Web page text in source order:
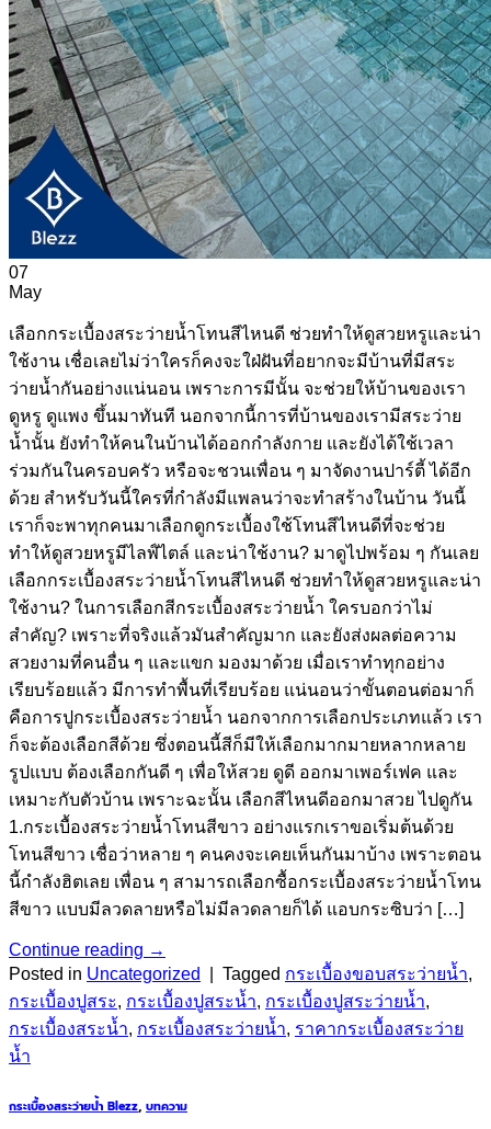
07
May
เลือกกระเบื้องสระว่ายน้ำโทนสีไหนดี ช่วยทำให้ดูสวยหรูและน่า
ใช้งาน เชื่อเลยไม่ว่าใครก็คงจะใฝ่ฝันที่อยากจะมีบ้านที่มีสระ
ว่ายน้ำกันอย่างแน่นอน เพราะการมีนั้น จะช่วยให้บ้านของเรา
ดูหรู ดูแพง ขึ้นมาทันที นอกจากนี้การที่บ้านของเรามีสระว่าย
น้ำนั้น ยังทำให้คนในบ้านได้ออกกำลังกาย และยังได้ใช้เวลา
ร่วมกันในครอบครัว หรือจะชวนเพื่อน ๆ มาจัดงานปาร์ตี้ ได้อีก
ด้วย สำหรับวันนี้ใครที่กำลังมีแพลนว่าจะทำสร้างในบ้าน วันนี้
เราก็จะพาทุกคนมาเลือกดูกระเบื้องใช้โทนสีไหนดีที่จะช่วย
ทำให้ดูสวยหรูมีไลฬ์ไตล์ และน่าใช้งาน? มาดูไปพร้อม ๆ กันเลย
เลือกกระเบื้องสระว่ายน้ำโทนสีไหนดี ช่วยทำให้ดูสวยหรูและน่า
ใช้งาน? ในการเลือกสีกระเบื้องสระว่ายน้ำ ใครบอกว่าไม่
สำคัญ? เพราะที่จริงแล้วมันสำคัญมาก และยังส่งผลต่อความ
สวยงามที่คนอื่น ๆ และแขก มองมาด้วย เมื่อเราทำทุกอย่าง
เรียบร้อยแล้ว มีการทำพื้นที่เรียบร้อย แน่นอนว่าขั้นตอนต่อมาก็
คือการปูกระเบื้องสระว่ายน้ำ นอกจากการเลือกประเภทแล้ว เรา
ก็จะต้องเลือกสีด้วย ซึ่งตอนนี้สีก็มีให้เลือกมากมายหลากหลาย
รูปแบบ ต้องเลือกกันดี ๆ เพื่อให้สวย ดูดี ออกมาเพอร์เฟค และ
เหมาะกับตัวบ้าน เพราะฉะนั้น เลือกสีไหนดีออกมาสวย ไปดูกัน
1.กระเบื้องสระว่ายน้ำโทนสีขาว อย่างแรกเราขอเริ่มต้นด้วย
โทนสีขาว เชื่อว่าหลาย ๆ คนคงจะเคยเห็นกันมาบ้าง เพราะตอน
นี้กำลังฮิตเลย เพื่อน ๆ สามารถเลือกซื้อกระเบื้องสระว่ายน้ำโทน
สีขาว แบบมีลวดลายหรือไม่มีลวดลายก็ได้ แอบกระซิบว่า […]
Continue reading →
Posted in Uncategorized Tagged กระเบื้องขอบสระว่ายน้ำ,
กระเบื้องปูสระ, กระเบื้องปูสระน้ำ, กระเบื้องปูสระว่ายน้ำ,
กระเบื้องสระน้ำ, กระเบื้องสระว่ายน้ำ, ราคากระเบื้องสระว่าย
น้ำ
กระเบื้องสระว่ายน้ำ Blezz, บทความ